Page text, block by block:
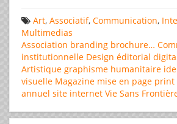
Art, Associatif, Communication,
Multimedias
Association branding brochure…
institutionnelle Design éditorial
Artistique graphisme humanitaire
visuelle Magazine mise en page print
annuel site internet Vie Sans